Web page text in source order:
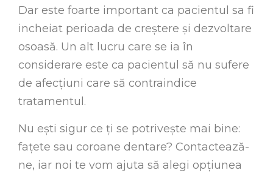
Dar este foarte important ca pacientul sa fi
incheiat perioada de creștere și dezvoltare
osoasă. Un alt lucru care se ia în
considerare este ca pacientul să nu sufere
de afecțiuni care să contraindice
tratamentul.
Nu ești sigur ce ți se potrivește mai bine:
fațete sau coroane dentare? Contactează-
ne, iar noi te vom ajuta să alegi opțiunea